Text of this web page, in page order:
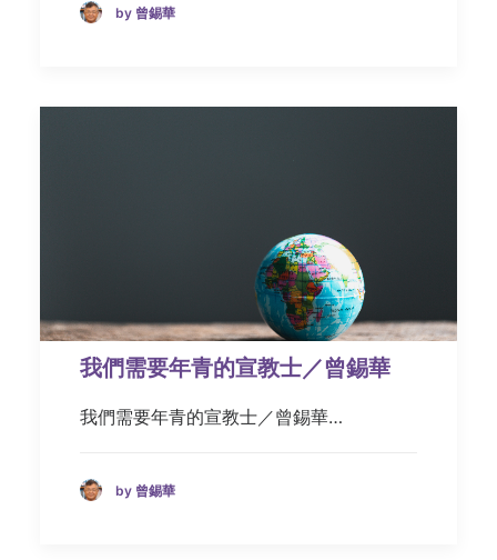
by 曾錫華
我們需要年青的宣教士／曾錫華
我們需要年青的宣教士／曾錫華…
by 曾錫華